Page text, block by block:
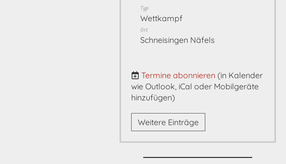
Typ
Wettkampf
Ort
Schneisingen Näfels
Termine abonnieren (in Kalender
wie Outlook, iCal oder Mobilgeräte
hinzufügen)
Weitere Einträge